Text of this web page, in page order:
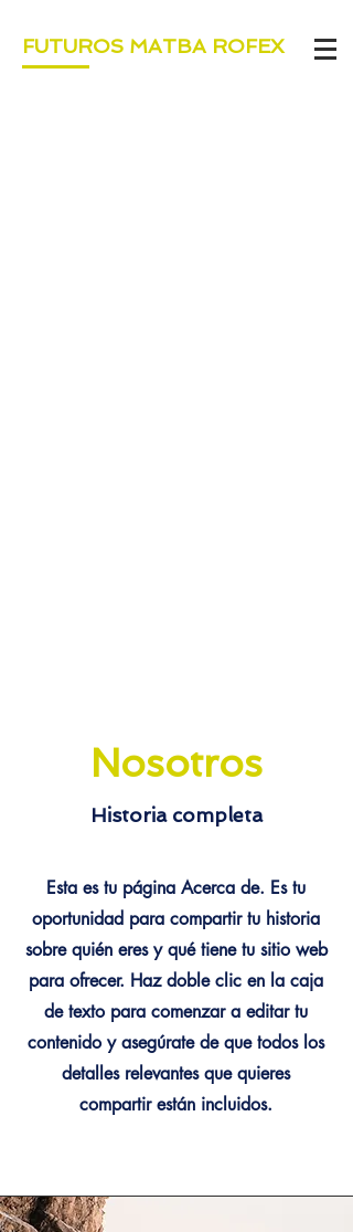
FUTUROS MATBA ROFEX
Nosotros
Historia completa
Esta es tu página Acerca de. Es tu
oportunidad para compartir tu historia
sobre quién eres y qué tiene tu sitio web
para ofrecer. Haz doble clic en la caja
de texto para comenzar a editar tu
contenido y asegúrate de que todos los
detalles relevantes que quieres
compartir están incluidos.